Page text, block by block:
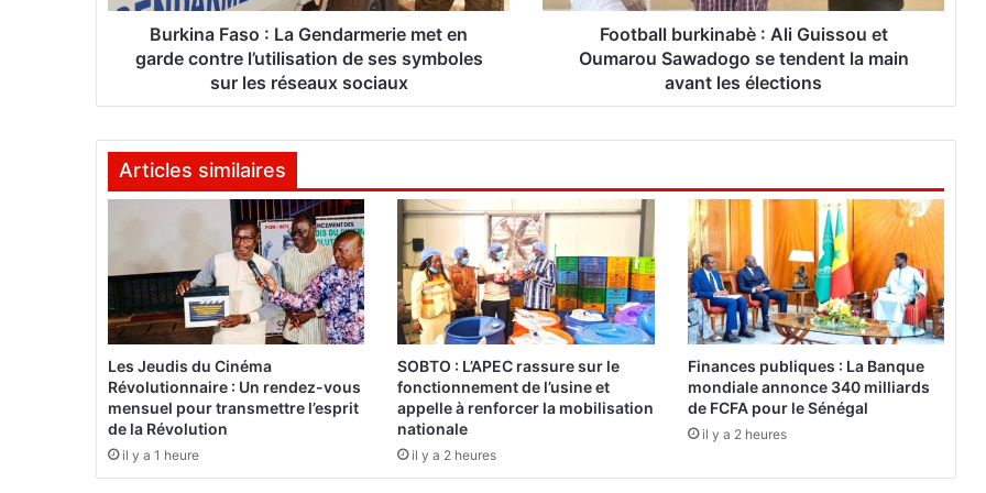
a
L
G
n
m
e
r
i
e
m
e
t
Burkina Faso : La Gendarmerie met en
garde contre l’utilisation de ses symboles
sur les réseaux sociaux
b
i
è
:
A
l
i
G
u
s
s
Football burkinabè : Ali Guissou et
Oumarou Sawadogo se tendent la main
avant les élections
Articles similaires
Les Jeudis du Cinéma
Révolutionnaire : Un rendez-vous
mensuel pour transmettre l’esprit
de la Révolution
il y a 1 heure
SOBTO : L’APEC rassure sur le
fonctionnement de l’usine et
appelle à renforcer la mobilisation
nationale
il y a 2 heures
Finances publiques : La Banque
mondiale annonce 340 milliards
de FCFA pour le Sénégal
il y a 2 heures